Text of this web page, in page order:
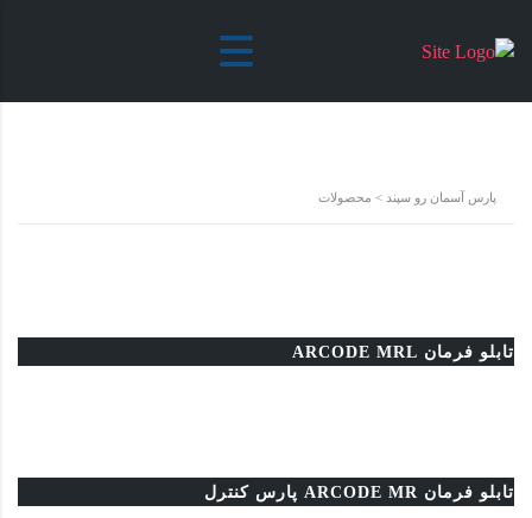
پارس آسمان رو سپند > محصولات
تابلو فرمان ARCODE MRL
تابلو فرمان ARCODE MR پارس کنترل